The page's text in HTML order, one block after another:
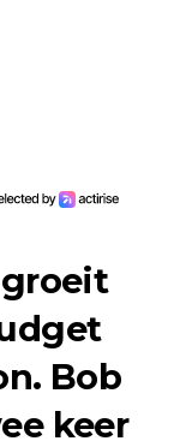
Bob
keer